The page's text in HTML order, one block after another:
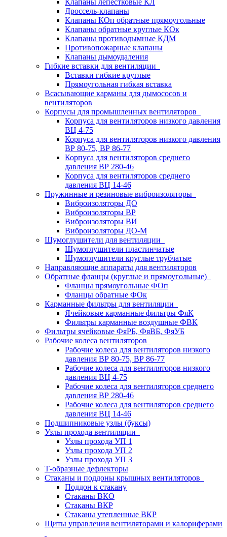
Клапаны лепестковые КЛ
Дроссель-клапаны
Клапаны КОп обратные прямоугольные
Клапаны обратные круглые КОк
Клапаны противодымные КДМ
Противопожарные клапаны
Клапаны дымоудаления
Гибкие вставки для вентиляции
Вставки гибкие круглые
Прямоугольная гибкая вставка
Всасывающие карманы для дымососов и
вентиляторов
Корпусы для промышленных вентиляторов
Корпуса для вентиляторов низкого давления
ВЦ 4-75
Корпуса для вентиляторов низкого давления
ВР 80-75, ВР 86-77
Корпуса для вентиляторов среднего
давления ВР 280-46
Корпуса для вентиляторов среднего
давления ВЦ 14-46
Пружинные и резиновые виброизоляторы
Виброизоляторы ДО
Виброизоляторы ВР
Виброизоляторы ВИ
Виброизоляторы ДО-М
Шумоглушители для вентиляции
Шумоглушители пластинчатые
Шумоглушители круглые трубчатые
Направляющие аппараты для вентиляторов
Обратные фланцы (круглые и прямоугольные)
Фланцы прямоугольные ФОп
Фланцы обратные ФОк
Карманные фильтры для вентиляции
Ячейковые карманные фильтры ФяК
Фильтры карманные воздушные ФВК
Фильтры ячейковые ФяРБ, ФяВБ, ФяУБ
Рабочие колеса вентиляторов
Рабочие колеса для вентиляторов низкого
давления ВР 80-75, ВР 86-77
Рабочие колеса для вентиляторов низкого
давления ВЦ 4-75
Рабочие колеса для вентиляторов среднего
давления ВР 280-46
Рабочие колеса для вентиляторов среднего
давления ВЦ 14-46
Подшипниковые узлы (буксы)
Узлы прохода вентиляции
Узлы прохода УП 1
Узлы прохода УП 2
Узлы прохода УП 3
Т-образные дефлекторы
Стаканы и поддоны крышных вентиляторов
Поддон к стакану
Стаканы ВКО
Стаканы ВКР
Стаканы утепленные ВКР
Щиты управления вентиляторами и калориферами